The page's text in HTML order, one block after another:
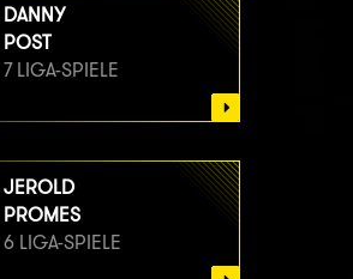
DANNY
POST
7 LIGA-SPIELE
JEROLD
PROMES
6 LIGA-SPIELE